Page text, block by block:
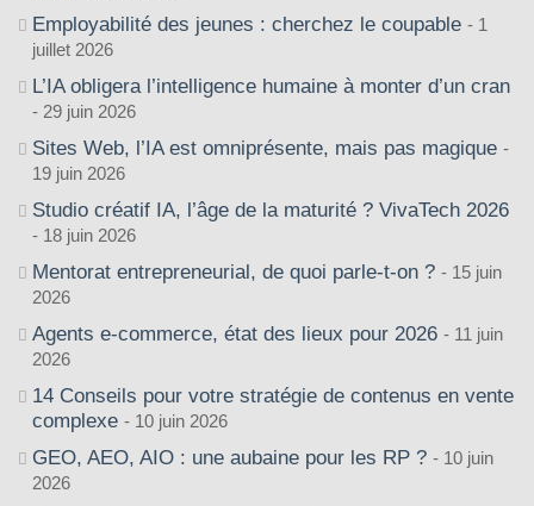
Employabilité des jeunes : cherchez le coupable
1
juillet 2026
L’IA obligera l’intelligence humaine à monter d’un cran
29 juin 2026
Sites Web, l’IA est omniprésente, mais pas magique
19 juin 2026
Studio créatif IA, l’âge de la maturité ? VivaTech 2026
18 juin 2026
Mentorat entrepreneurial, de quoi parle-t-on ?
15 juin
2026
Agents e-commerce, état des lieux pour 2026
11 juin
2026
14 Conseils pour votre stratégie de contenus en vente
complexe
10 juin 2026
GEO, AEO, AIO : une aubaine pour les RP ?
10 juin
2026